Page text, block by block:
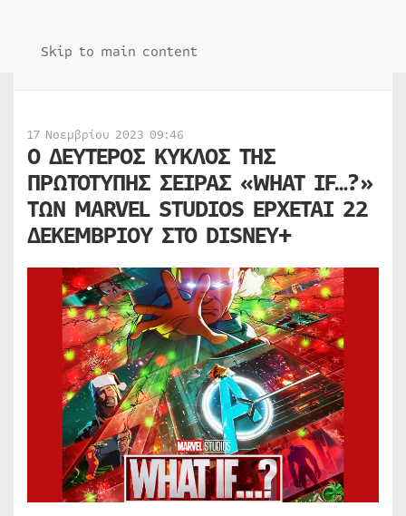
Skip to main content
17 Νοεμβρίου 2023 09:46
Ο ΔΕΥΤΕΡΟΣ ΚΥΚΛΟΣ ΤΗΣ
ΠΡΩΤΟΤΥΠΗΣ ΣΕΙΡΑΣ «WHAT IF…?»
ΤΩΝ MARVEL STUDIOS ΕΡΧΕΤΑΙ 22
ΔΕΚΕΜΒΡΙΟΥ ΣΤΟ DISNEY+